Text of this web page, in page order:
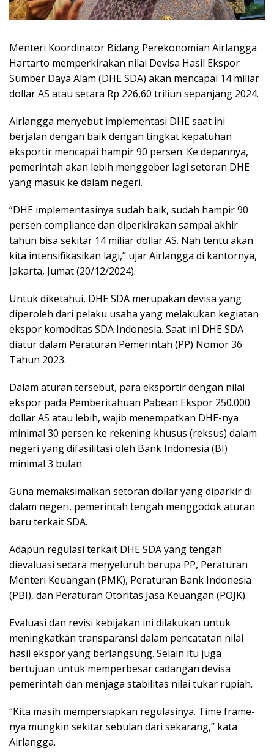
Menteri Koordinator Bidang Perekonomian Airlangga
Hartarto memperkirakan nilai Devisa Hasil Ekspor
Sumber Daya Alam (DHE SDA) akan mencapai 14 miliar
dollar AS atau setara Rp 226,60 triliun sepanjang 2024.
Airlangga menyebut implementasi DHE saat ini
berjalan dengan baik dengan tingkat kepatuhan
eksportir mencapai hampir 90 persen. Ke depannya,
pemerintah akan lebih menggeber lagi setoran DHE
yang masuk ke dalam negeri.
“DHE implementasinya sudah baik, sudah hampir 90
persen compliance dan diperkirakan sampai akhir
tahun bisa sekitar 14 miliar dollar AS. Nah tentu akan
kita intensifikasikan lagi,” ujar Airlangga di kantornya,
Jakarta, Jumat (20/12/2024).
Untuk diketahui, DHE SDA merupakan devisa yang
diperoleh dari pelaku usaha yang melakukan kegiatan
ekspor komoditas SDA Indonesia. Saat ini DHE SDA
diatur dalam Peraturan Pemerintah (PP) Nomor 36
Tahun 2023.
Dalam aturan tersebut, para eksportir dengan nilai
ekspor pada Pemberitahuan Pabean Ekspor 250.000
dollar AS atau lebih, wajib menempatkan DHE-nya
minimal 30 persen ke rekening khusus (reksus) dalam
negeri yang difasilitasi oleh Bank Indonesia (BI)
minimal 3 bulan.
Guna memaksimalkan setoran dollar yang diparkir di
dalam negeri, pemerintah tengah menggodok aturan
baru terkait SDA.
Adapun regulasi terkait DHE SDA yang tengah
dievaluasi secara menyeluruh berupa PP, Peraturan
Menteri Keuangan (PMK), Peraturan Bank Indonesia
(PBI), dan Peraturan Otoritas Jasa Keuangan (POJK).
Evaluasi dan revisi kebijakan ini dilakukan untuk
meningkatkan transparansi dalam pencatatan nilai
hasil ekspor yang berlangsung. Selain itu juga
bertujuan untuk memperbesar cadangan devisa
pemerintah dan menjaga stabilitas nilai tukar rupiah.
“Kita masih mempersiapkan regulasinya. Time frame-
nya mungkin sekitar sebulan dari sekarang,” kata
Airlangga.